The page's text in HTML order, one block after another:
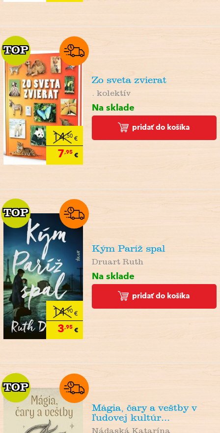
14,50€
7,95€
TOP
TOP
Zo sveta zvierat
. kolektív
Na sklade
pridať do košíka
14,90€
3,95€
TOP
TOP
Kým Paríž spal
Druart Ruth
Na sklade
pridať do košíka
TOP
TOP
Mágia, čary a veštby v
ľudovej kultúr...
Nádaská Katarína